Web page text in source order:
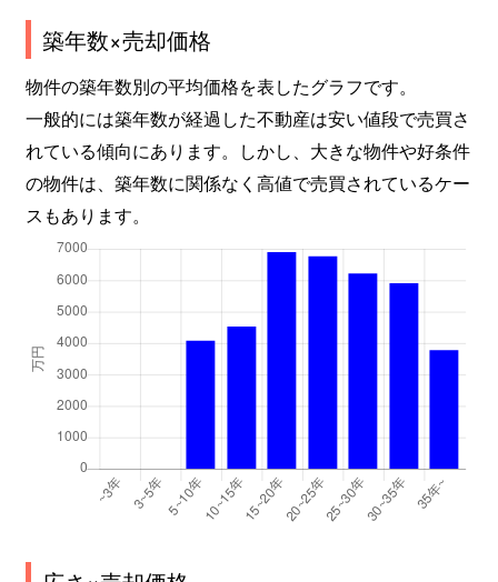
築年数×売却価格
物件の築年数別の平均価格を表したグラフです。
一般的には築年数が経過した不動産は安い値段で売買さ
れている傾向にあります。しかし、大きな物件や好条件
の物件は、築年数に関係なく高値で売買されているケー
スもあります。